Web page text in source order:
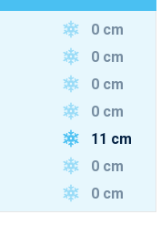
0 cm
0 cm
0 cm
0 cm
11 cm
0 cm
0 cm